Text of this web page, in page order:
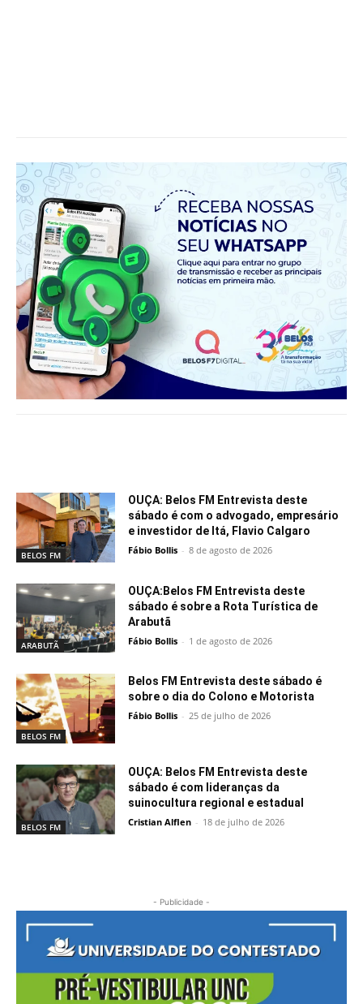
BELOS FM
OUÇA: Belos FM Entrevista deste
sábado é com o advogado, empresário
e investidor de Itá, Flavio Calgaro
Fábio Bollis - 8 de agosto de 2026
ARABUTÃ
OUÇA:Belos FM Entrevista deste
sábado é sobre a Rota Turística de
Arabutã
Fábio Bollis - 1 de agosto de 2026
BELOS FM
Belos FM Entrevista deste sábado é
sobre o dia do Colono e Motorista
Fábio Bollis - 25 de julho de 2026
BELOS FM
OUÇA: Belos FM Entrevista deste
sábado é com lideranças da
suinocultura regional e estadual
Cristian Alflen - 18 de julho de 2026
- Publicidade -